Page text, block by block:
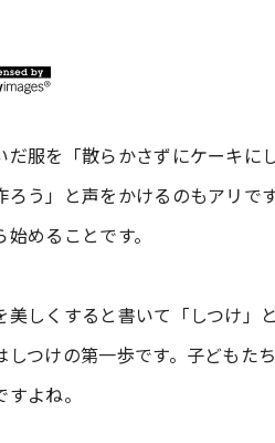
だ服を「散らかさずにケーキに
ろう」と声をかけるのもアリで
始めることです。
美しくすると書いて「しつけ」
しつけの第一歩です。子どもた
すよね。